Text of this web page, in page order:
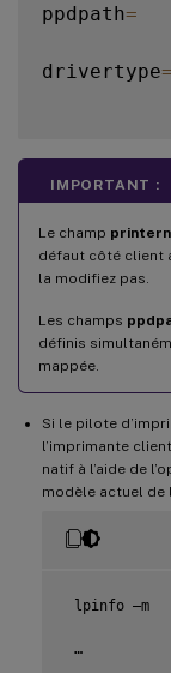
ppdpath=
drivertype=
IMPORTANT :
Le champ
défaut côté client
la modifiez pas.
Les champs
définis
mappée.
Si le pilote
l’imprimante
natif à l’aide de
modèle actuel de
lpinfo –m
…